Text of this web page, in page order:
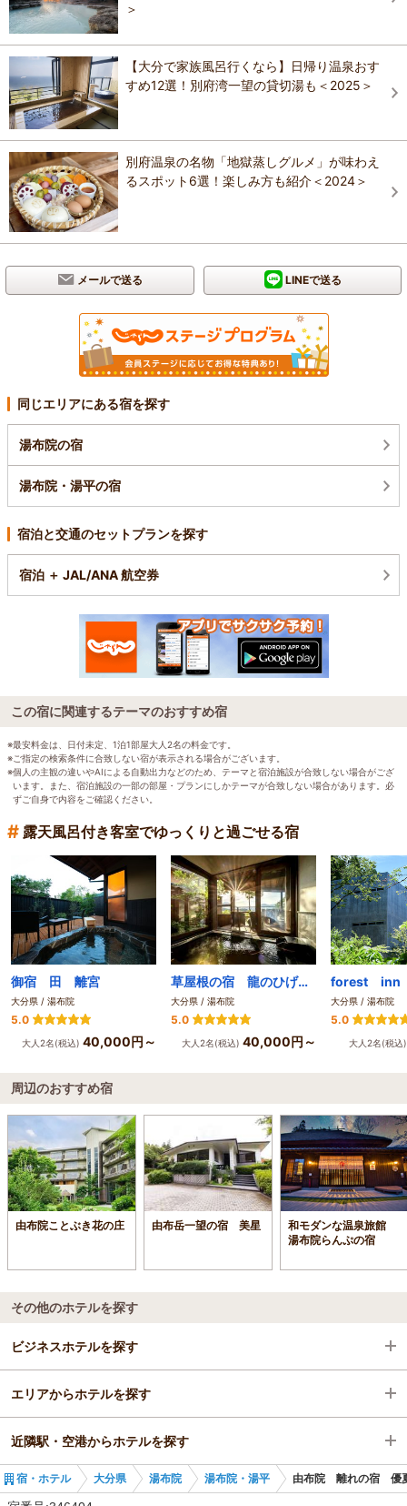
＞
【大分で家族風呂行くなら】日帰り温泉おす
すめ12選！別府湾一望の貸切湯も＜2025＞
別府温泉の名物「地獄蒸しグルメ」が味わえ
るスポット6選！楽しみ方も紹介＜2024＞
メールで送る LINEで送る
同じエリアにある宿を探す
湯布院の宿
湯布院・湯平の宿
宿泊と交通のセットプランを探す
宿泊 ＋ JAL/ANA 航空券
この宿に関連するテーマのおすすめ宿
※最安料金は、日付未定、1泊1部屋大人2名の料金です。
※ご指定の検索条件に合致しない宿が表示される場合がございます。
※個人の主観の違いやAIによる自動出力などのため、テーマと宿泊施設が合致しない場合がござ
います。また、宿泊施設の一部の部屋・プランにしかテーマが合致しない場合があります。必
ずご自身で内容をご確認ください。
# 露天風呂付き客室でゆっくりと過ごせる宿
御宿 田 離宮
大分県 / 湯布院
5.0
大人2名(税込) 40,000円～
草屋根の宿 龍のひげ／別邸 ゆむた
大分県 / 湯布院
5.0
大人2名(税込) 40,000円～
forest inn
大分県 / 湯布院
5.0
大人2名(税
周辺のおすすめ宿
由布院ことぶき花の庄 由布岳一望の宿 美星
和モダンな温泉旅館
湯布院らんぷの宿
その他のホテルを探す
ビジネスホテルを探す
大分県
湯布院
由布院駅
エリアからホテルを探す
大分県
湯布院
近隣駅・空港からホテルを探す
南由布駅
宿・ホテル 大分県 湯布院 湯布院・湯平 由布院 離れの宿 優